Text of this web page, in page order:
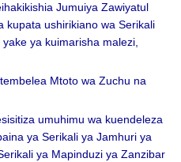
Jumuiya Zawiyatul
kupata ushirikiano wa Serikali
ya kuimarisha malezi,
Mtoto wa Zuchu na
umuhimu wa kuendeleza
ya Serikali ya Jamhuri ya
ya Mapinduzi ya Zanzibar